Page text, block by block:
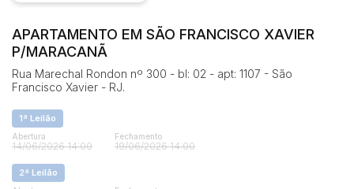
Ponto Comercial
Judiciais Extrajudiciais
Faixa de valor
R$
APARTAMENTO EM SÃO FRANCISCO XAVIER
P/MARACANÃ
Rua Marechal Rondon nº 300 - bl: 02 - apt: 1107 - São
Francisco Xavier - RJ.
1ª Leilão
Abertura
14/06/2026 14:00
Fechamento
19/06/2026 14:00
2ª Leilão